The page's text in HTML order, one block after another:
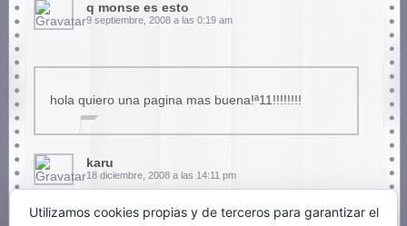
q monse es esto
9 septiembre, 2008 a las 0:19 am
hola quiero una pagina mas buena!ª11!!!!!!!!
karu
18 diciembre, 2008 a las 14:11 pm
Utilizamos cookies propias y de terceros para garantizar el